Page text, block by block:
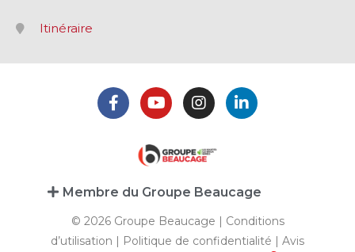
Itinéraire
Membre du Groupe Beaucage
© 2026 Groupe Beaucage | Conditions
d’utilisation
Politique de confidentialité Avis